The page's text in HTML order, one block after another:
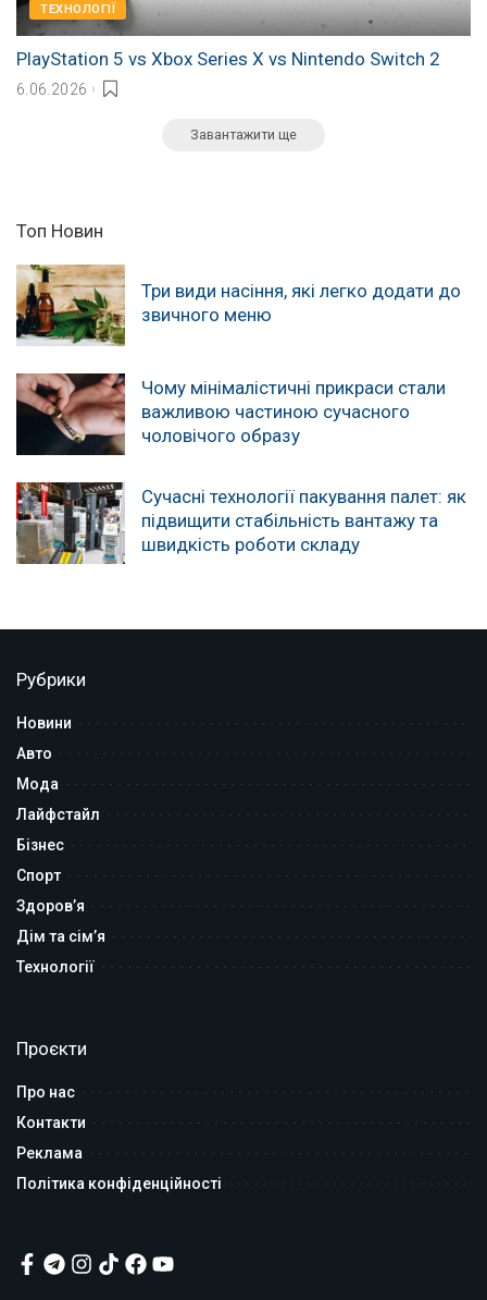
ТЕХНОЛОГІЇ
PlayStation 5 vs Xbox Series X vs Nintendo Switch 2
6.06.2026
Завантажити ще
Топ Новин
Три види насіння, які легко додати до
звичного меню
Чому мінімалістичні прикраси стали
важливою частиною сучасного
чоловічого образу
Сучасні технології пакування палет: як
підвищити стабільність вантажу та
швидкість роботи складу
Рубрики
Новини
Авто
Мода
Лайфстайл
Бізнес
Спорт
Здоров’я
Дім та сім’я
Технології
Проєкти
Про нас
Контакти
Реклама
Політика конфіденційності